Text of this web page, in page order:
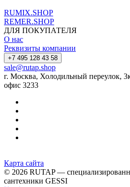
RUMIX.SHOP
REMER.SHOP
ДЛЯ ПОКУПАТЕЛЯ
О нас
Реквизиты компании
+7 495 128 43 58
sale@rutap.shop
г. Москва, Холодильный переулок,
офис 3233
Карта сайта
© 2026 RUTAP —
сантехники GESSI